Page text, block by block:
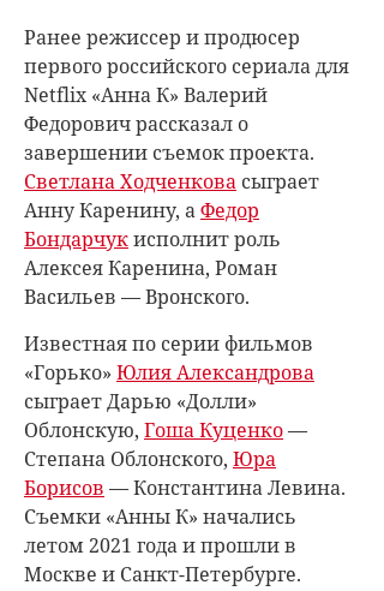
Ранее режиссер и продюсер
первого российского сериала для
Netflix «Анна К» Валерий
Федорович рассказал о
завершении съемок проекта.
Светлана Ходченкова сыграет
Анну Каренину, аФедор
Бондарчукисполнит роль
Алексея Каренина, Роман
Васильев — Вронского.
Известная по серии фильмов
«Горько» Юлия Александрова
сыграет Дарью «Долли»
Облонскую, Гоша Куценко—
Степана Облонского, Юра
Борисов — Константина Левина.
Съемки «Анны К» начались
летом 2021 года и прошли в
Москве и Санкт-Петербурге.